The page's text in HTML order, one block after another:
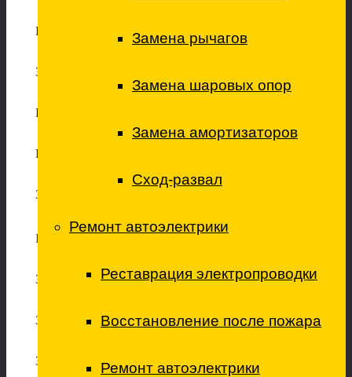
Замена рычагов
Замена шаровых опор
Замена амортизаторов
Сход-развал
Ремонт автоэлектрики
Реставрация электропроводки
Восстановление после пожара
Ремонт автоэлектрики
Ремонт блоков управления АКПП
Замена масла в мостах и редукторах
Ремонт редукторов
Редуктора снятие/установка
Замена приводов
Ремонт электрики
Замена высоковольтных проводов
Замена лампы главного света
Замена ламп вспомогательного света